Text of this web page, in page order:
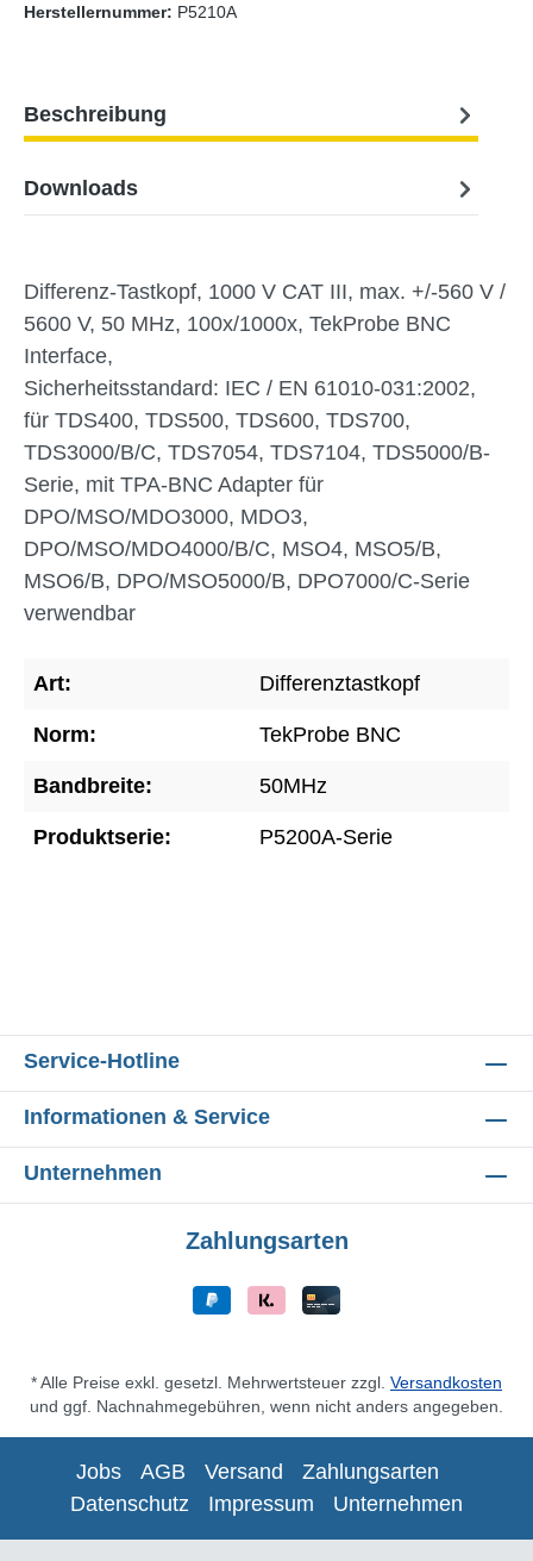
Herstellernummer: P5210A
Beschreibung
Downloads
Differenz-Tastkopf, 1000 V CAT III, max. +/-560 V /
5600 V, 50 MHz, 100x/1000x, TekProbe BNC
Interface,
Sicherheitsstandard: IEC / EN 61010-031:2002,
für TDS400, TDS500, TDS600, TDS700,
TDS3000/B/C, TDS7054, TDS7104, TDS5000/B-
Serie, mit TPA-BNC Adapter für
DPO/MSO/MDO3000, MDO3,
DPO/MSO/MDO4000/B/C, MSO4, MSO5/B,
MSO6/B, DPO/MSO5000/B, DPO7000/C-Serie
verwendbar
Art: Differenztastkopf
Norm: TekProbe BNC
Bandbreite: 50MHz
Produktserie: P5200A-Serie
Service-Hotline
Informationen & Service
Unternehmen
Zahlungsarten
* Alle Preise exkl. gesetzl. Mehrwertsteuer zzgl. Versandkosten
und ggf. Nachnahmegebühren, wenn nicht anders angegeben.
Jobs AGB Versand
Zahlungsarten
Datenschutz
Impressum Unternehmen